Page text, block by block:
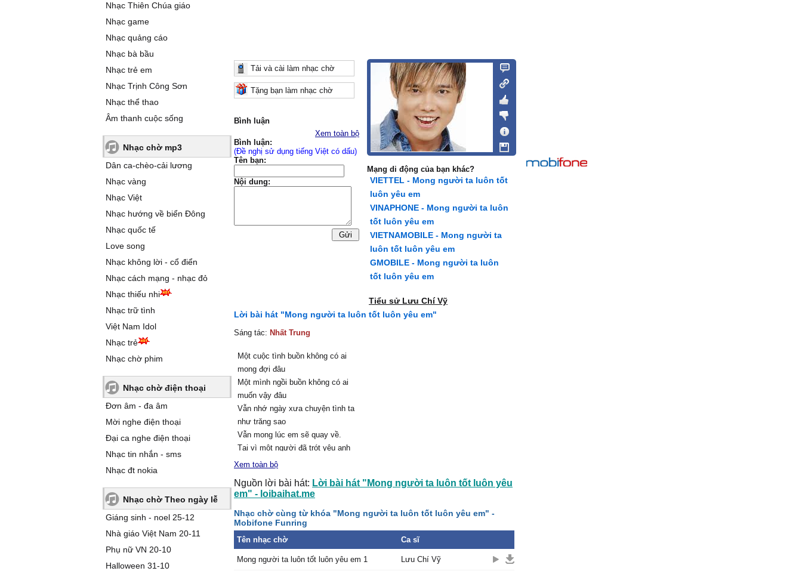
Nhạc Thiên Chúa giáo
Nhạc game
Nhạc quảng cáo
Nhạc bà bầu
Nhạc trẻ em
Nhạc Trịnh Công Sơn
Nhạc thể thao
Âm thanh cuộc sống
Nhạc chờ mp3
Dân ca-chèo-cải lương
Nhạc vàng
Nhạc Việt
Nhạc hướng về biển Đông
Nhạc quốc tế
Love song
Nhạc không lời - cổ điển
Nhạc cách mạng - nhạc đỏ
Nhạc thiếu nhi
Nhạc trữ tình
Việt Nam Idol
Nhạc trẻ
Nhạc chờ phim
Nhạc chờ điện thoại
Đơn âm - đa âm
Mời nghe điện thoại
Đại ca nghe điện thoại
Nhạc tin nhắn - sms
Nhạc đt nokia
Nhạc chờ Theo ngày lễ
Giáng sinh - noel 25-12
Nhà giáo Việt Nam 20-11
Phụ nữ VN 20-10
Halloween 31-10
Tải và cài làm nhạc chờ
Tặng bạn làm nhạc chờ
Bình luận
Xem toàn bộ
Bình luận:
(Đề nghị sử dụng tiếng Việt có dấu)
Tên bạn:
Nội dung:
Mạng di động của bạn khác?
VIETTEL - Mong người ta luôn tốt
luôn yêu em
VINAPHONE - Mong người ta luôn
tốt luôn yêu em
VIETNAMOBILE - Mong người ta
luôn tốt luôn yêu em
GMOBILE - Mong người ta luôn
tốt luôn yêu em
Tiểu sử Lưu Chí Vỹ
Lời bài hát "Mong người ta luôn tốt luôn yêu em"
Sáng tác: Nhất Trung
Một cuộc tình buồn không có ai
mong đợi đâu
Một mình ngồi buồn không có ai
muốn vậy đâu
Vẫn nhớ ngày xưa chuyện tình ta
như trăng sao
Vẫn mong lúc em sẽ quay về.
Tại vì một người đã trót yêu anh
mà thôi
nhiều vì anh
Cho nên dù anh đang buồn đau
đau rất nhiều
Anh vẫn chấp nhận không oán
than.
chắc vui gì hơn
Xem toàn bộ
Nguồn lời bài hát: Lời bài hát "Mong người ta luôn tốt luôn yêu
em" - loibaihat.me
Nhạc chờ cùng từ khóa "Mong người ta luôn tốt luôn yêu em" -
Mobifone Funring
Tên nhạc chờ Ca sĩ
Mong người ta luôn tốt luôn yêu em 1 Lưu Chí Vỹ